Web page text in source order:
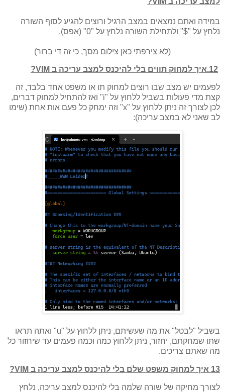
במידה ואתם נמצאים במצב הרגיל ורוצים להגיע לסוף השורה
נלחץ על "$" ולתחילת השורה נלחץ על "0" (אפס).
(לא צירפתי כאן צילום מסך, כי זה די ברור)
12.איך למחוק תווים בלי להיכנס למצב עריכה ב VIM?
לפעמים יש מצב שבו רוצים למחוק תו או משפט אחד בלבד, זה
קצת מדי פעולות בשביל ללחוץ על "i" ואז להתחיל למחוק דברים,
לכן לצורך זה ניתן ללחוץ על "x" וזה ימחק כל פעם אות אחת (שימו
לב שאני לא במצב עריכה):
בשביל "לבטל" את מה שעשיתם, ניתן ללחוץ על "u" ואתה תראו
שתו שמחקתם, יחזור, ניתן ללחוץ כמה וכמה פעמים עד שיחזור כל
מה שאתם צריכים.
13 איך למחוק משפט שלם בלי להיכנס למצב עריכה ב VIM?
לצורך מחיקה של שורה שלמה בלי להיכנס למצב עריכה, נלחץ